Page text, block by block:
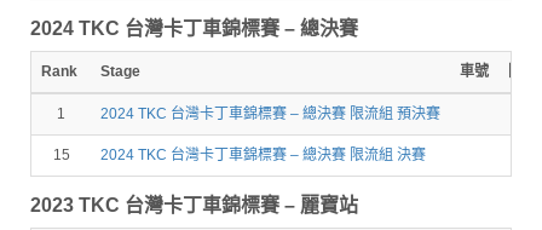
2024 TKC 台灣卡丁車錦標賽 – 總決賽
Rank Stage 車號
1 2024 TKC 台灣卡丁車錦標賽 – 總決賽 限流組 預決賽
15 2024 TKC 台灣卡丁車錦標賽 – 總決賽 限流組 決賽
2023 TKC 台灣卡丁車錦標賽 – 麗寶站